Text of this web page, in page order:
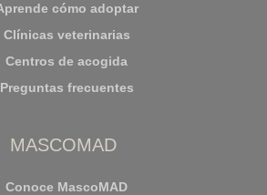
cómo adoptar
Clínicas veterinarias
Centros de acogida
Preguntas frecuentes
MASCOMAD
Conoce MascoMAD